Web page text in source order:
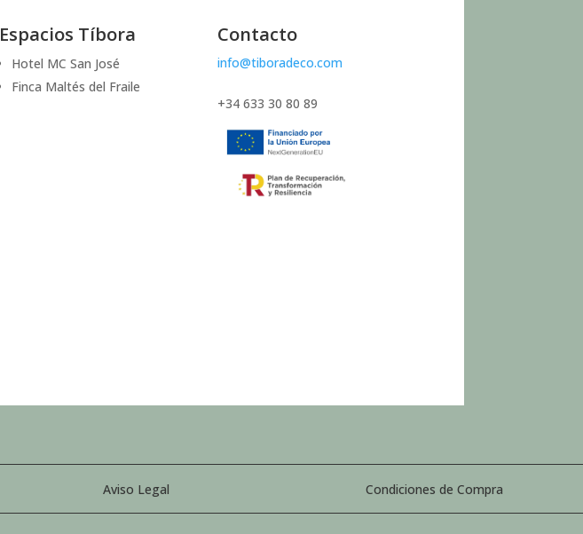
Espacios Tíbora
Hotel MC San José
Finca Maltés del Fraile
Contacto
info@tiboradeco.com
+34 633 30 80 89
Aviso Legal Condiciones de Compra